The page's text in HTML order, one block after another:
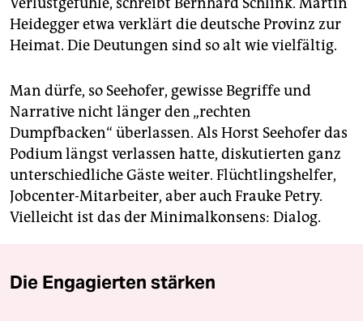
Heidegger etwa verklärt die deutsche Provinz zur
Heimat. Die Deutungen sind so alt wie vielfältig.
Man dürfe, so Seehofer, gewisse Begriffe und
Narrative nicht länger den „rechten
Dumpfbacken“ überlassen. Als Horst Seehofer das
Podium längst verlassen hatte, diskutierten ganz
unterschiedliche Gäste weiter. Flüchtlingshelfer,
Jobcenter-Mitarbeiter, aber auch Frauke Petry.
Vielleicht ist das der Minimalkonsens: Dialog.
Die Engagierten stärken